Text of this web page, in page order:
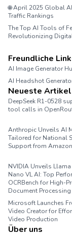
🌐 April 2025 Global
Traffic Rankings
The Top AI Tools of
Revolutionizing
Freundliche
AI Image Generator
AI Headshot
Neueste Artikel
DeepSeek R1-0528
tool calls in
Anthropic Unveils AI
Tailored for National
Support from
NVIDIA Unveils
Nano VL AI: Top
OCRBench for High-
Document
Microsoft Launches
Video Creator for
Video Production
Über uns